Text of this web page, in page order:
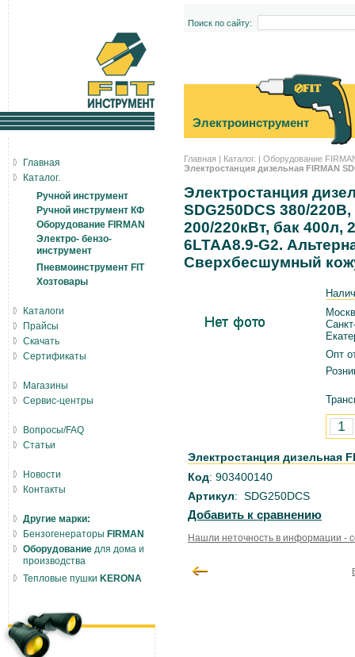
Поиск по сайту:
Электроинструмент
Главная | Каталог. | Оборудование
Электростанция дизельная FIRMAN
Электростанция
SDG250DCS 380/
200/220кВт, бак 400л,
6LTAA8.9-G2.
Сверхбесшумный
Опт
Электростанция дизельная
Код: 903400140
Артикул: SDG250DCS
Добавить к сравнению
Нашли неточность в информации -
Главная
Каталог.
Ручной инструмент
Ручной инструмент КФ
Оборудование FIRMAN
Электро- бензо-
инструмент
Пневмоинструмент FIT
Хозтовары
Каталоги
Прайсы
Скачать
Сертификаты
Магазины
Сервис-центры
Вопросы/FAQ
Статьи
Новости
Контакты
Другие марки:
Бензогенераторы FIRMAN
Оборудование для дома и
производства
Тепловые пушки KERONA